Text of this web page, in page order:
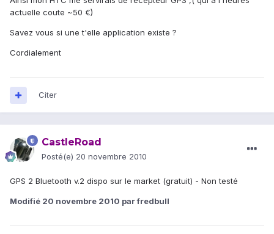
actuelle coute ~50 €)
Savez vous si une t'elle application existe ?
Cordialement
Citer
CastleRoad
Posté(e) 20 novembre 2010
GPS 2 Bluetooth v.2 dispo sur le market (gratuit) - Non testé
Modifié 20 novembre 2010 par fredbull